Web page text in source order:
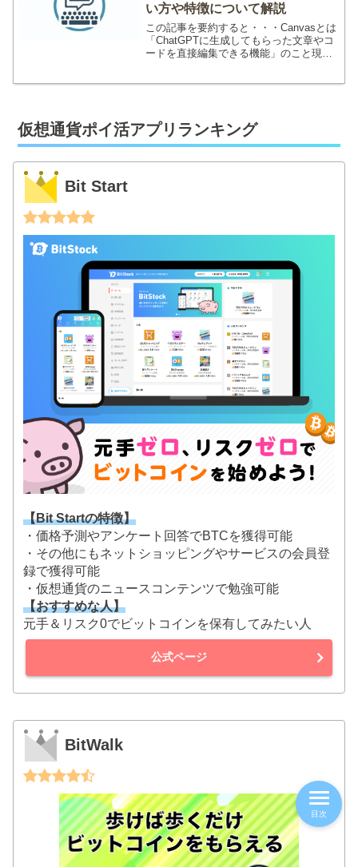
い方や特徴について解説
この記事を要約すると・・・Canvasとは
「ChatGPTに生成してもらった文章やコ
ードを直接編集できる機能」のこと現在
仮想通貨ポイ活アプリランキング
Bit Start
【Bit Startの特徴】
・価格予測やアンケート回答でBTCを獲得可能
・その他にもネットショッピングやサービスの会員登
録で獲得可能
・仮想通貨のニュースコンテンツで勉強可能
【おすすめな人】
元手＆リスク0でビットコインを保有してみたい人
公式ページ
BitWalk
目次